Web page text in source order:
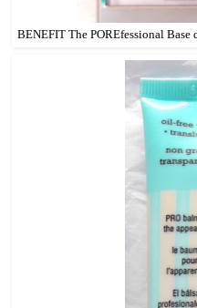
BENEFIT The POREfessional Base